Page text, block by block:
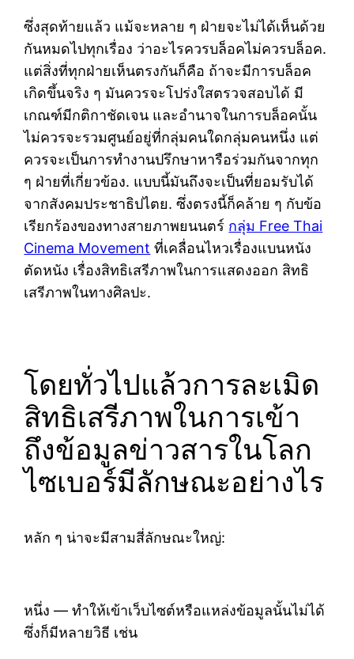
ซึ่งสุดท้ายแล้ว แม้จะหลาย ๆ ฝ่ายจะไม่ได้เห็นด้วย
กันหมดไปทุกเรื่อง ว่าอะไรควรบล็อคไม่ควรบล็อค.
แต่สิ่งที่ทุกฝ่ายเห็นตรงกันก็คือ ถ้าจะมีการบล็อค
เกิดขึ้นจริง ๆ มันควรจะโปร่งใสตรวจสอบได้ มี
เกณฑ์มีกติกาชัดเจน และอำนาจในการบล็อคนั้น
ไม่ควรจะรวมศูนย์อยู่ที่กลุ่มคนใดกลุ่มคนหนึ่ง แต่
ควรจะเป็นการทำงานปรึกษาหารือร่วมกันจากทุก
ๆ ฝ่ายที่เกี่ยวข้อง. แบบนี้มันถึงจะเป็นที่ยอมรับได้
จากสังคมประชาธิปไตย. ซึ่งตรงนี้ก็คล้าย ๆ กับข้อ
เรียกร้องของทางสายภาพยนนตร์ กลุ่ม Free Thai
Cinema Movement ที่เคลื่อนไหวเรื่องแบนหนัง
ตัดหนัง เรื่องสิทธิเสรีภาพในการแสดงออก สิทธิ
เสรีภาพในทางศิลปะ.
โดยทั่วไปแล้วการละเมิด
สิทธิเสรีภาพในการเข้า
ถึงข้อมูลข่าวสารในโลก
ไซเบอร์มีลักษณะอย่างไร
หลัก ๆ น่าจะมีสามสี่ลักษณะใหญ่:
หนึ่ง — ทำให้เข้าเว็บไซต์หรือแหล่งข้อมูลนั้นไม่ได้
ซึ่งก็มีหลายวิธี เช่น